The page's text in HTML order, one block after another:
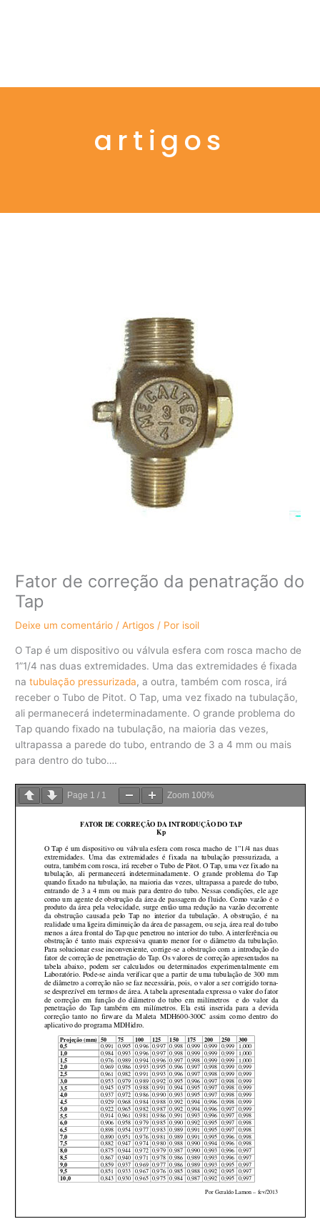
artigos
Fator de correção da penatração do
Tap
Deixe um comentário /Artigos / Por isoil
O Tap é um dispositivo ou válvula esfera com rosca macho de
1”1/4 nas duas extremidades. Uma das extremidades é fixada
natubulação pressurizada, a outra, também com rosca, irá
receber o Tubo de Pitot. O Tap, uma vez fixado na tubulação,
ali permanecerá indeterminadamente. O grande problema do
Tap quando fixado na tubulação, na maioria das vezes,
ultrapassa a parede do tubo, entrando de 3 a 4 mm ou mais
para dentro do tubo….
Page 1 / 1 Zoom 100%